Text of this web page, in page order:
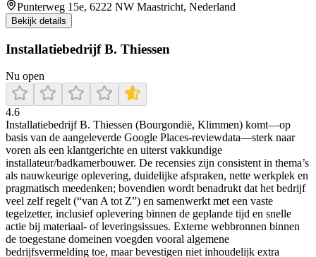
Punterweg 15e, 6222 NW Maastricht, Nederland
Bekijk details
Installatiebedrijf B. Thiessen
Nu open
4.6
Installatiebedrijf B. Thiessen (Bourgondië, Klimmen) komt—op
basis van de aangeleverde Google Places-reviewdata—sterk naar
voren als een klantgerichte en uiterst vakkundige
installateur/badkamerbouwer. De recensies zijn consistent in thema’s
als nauwkeurige oplevering, duidelijke afspraken, nette werkplek en
pragmatisch meedenken; bovendien wordt benadrukt dat het bedrijf
veel zelf regelt (“van A tot Z”) en samenwerkt met een vaste
tegelzetter, inclusief oplevering binnen de geplande tijd en snelle
actie bij materiaal- of leveringsissues. Externe webbronnen binnen
de toegestane domeinen voegden vooral algemene
bedrijfsvermelding toe, maar bevestigen niet inhoudelijk extra